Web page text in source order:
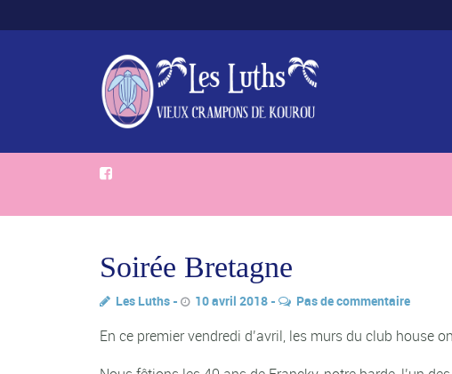
Soirée Bretagne
Les Luths 10 avril 2018 Pas de commentaire
En ce premier vendredi d’avril, les murs du club house